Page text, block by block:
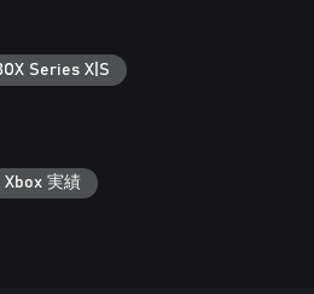
時代のロシアの辺境での暮らしを
クエストをクリアしていきましょ
Series X|S
Xbox 実績